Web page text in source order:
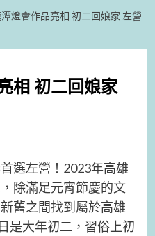
燈會作品亮相 初二回娘家 左營
相 初二回娘家
選左營！2023年高雄
除滿足元宵節慶的文
舊之間找到屬於高雄
是大年初二，習俗上初